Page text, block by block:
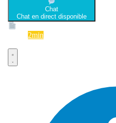
Chat
Chat en direct disponible
2min